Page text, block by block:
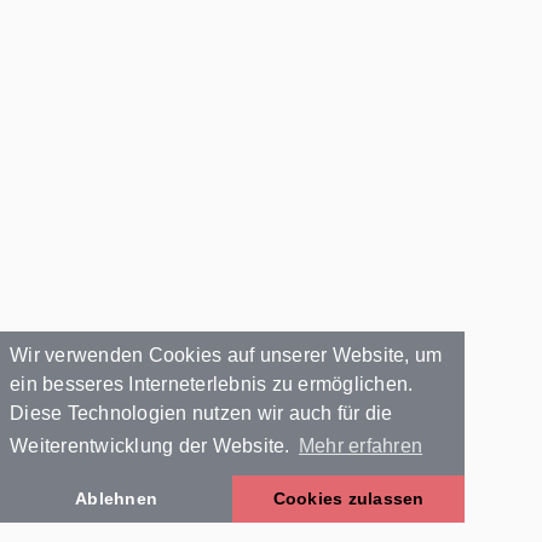
Wir verwenden Cookies auf unserer Website, um
ein besseres Interneterlebnis zu ermöglichen.
Diese Technologien nutzen wir auch für die
Weiterentwicklung der Website.
Mehr erfahren
Ablehnen Cookies zulassen